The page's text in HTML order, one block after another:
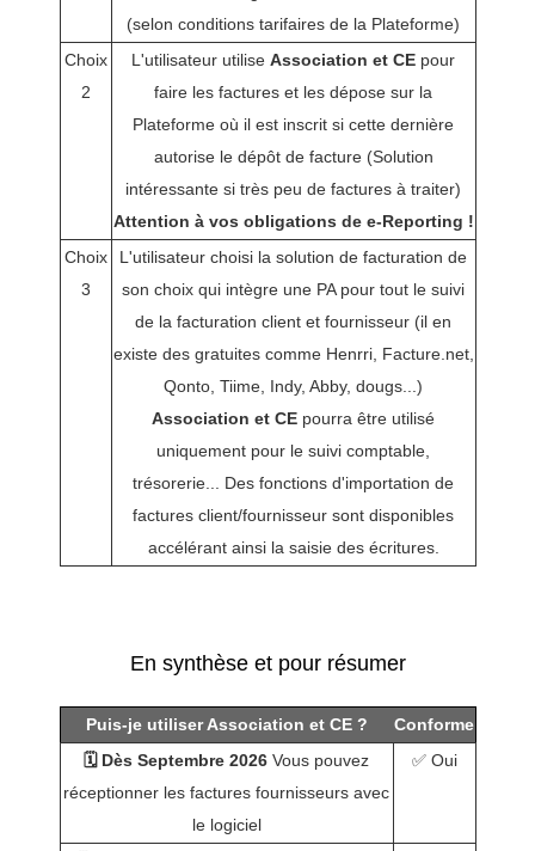
(selon conditions tarifaires de la Plateforme)
Choix
2
L'utilisateur utilise Association et CE pour
faire les factures et les dépose sur la
Plateforme où il est inscrit si cette dernière
autorise le dépôt de facture (Solution
intéressante si très peu de factures à traiter)
Attention à vos obligations de e-Reporting !
Choix
3
L'utilisateur choisi la solution de facturation de
son choix qui intègre une PA pour tout le suivi
de la facturation client et fournisseur (il en
existe des gratuites comme Henrri, Facture.net,
Qonto, Tiime, Indy, Abby, dougs...)
Association et CE pourra être utilisé
uniquement pour le suivi comptable,
trésorerie... Des fonctions d'importation de
factures client/fournisseur sont disponibles
accélérant ainsi la saisie des écritures.
En synthèse et pour résumer
Puis-je utiliser Association et CE ?
Conforme
🗓️ Dès Septembre 2026 Vous pouvez
réceptionner les factures fournisseurs avec
le logiciel
✅ Oui